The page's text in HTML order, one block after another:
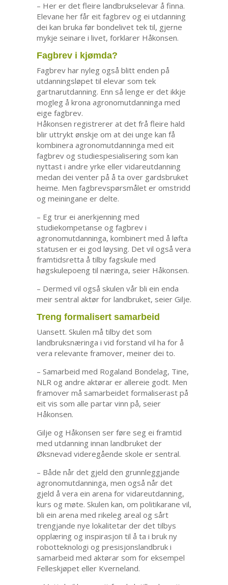
– Her er det fleire landbrukselevar å finna.
Elevane her får eit fagbrev og ei utdanning
dei kan bruka før bondelivet tek til, gjerne
mykje seinare i livet, forklarer Håkonsen.
Fagbrev i kjømda?
Fagbrev har nyleg også blitt enden på
utdanningsløpet til elevar som tek
gartnarutdanning. Enn så lenge er det ikkje
mogleg å krona agronomutdanninga med
eige fagbrev.
Håkonsen registrerer at det frå fleire hald
blir uttrykt ønskje om at dei unge kan få
kombinera agronomutdanninga med eit
fagbrev og studiespesialisering som kan
nyttast i andre yrke eller vidareutdanning
medan dei venter på å ta over gardsbruket
heime. Men fagbrevspørsmålet er omstridd
og meiningane er delte.
– Eg trur ei anerkjenning med
studiekompetanse og fagbrev i
agronomutdanninga, kombinert med å løfta
statusen er ei god løysing. Det vil også vera
framtidsretta å tilby fagskule med
høgskulepoeng til næringa, seier Håkonsen.
– Dermed vil også skulen vår bli ein enda
meir sentral aktør for landbruket, seier Gilje.
Treng formalisert samarbeid
Uansett. Skulen må tilby det som
landbruksnæringa i vid forstand vil ha for å
vera relevante framover, meiner dei to.
– Samarbeid med Rogaland Bondelag, Tine,
NLR og andre aktørar er allereie godt. Men
framover må samarbeidet formaliserast på
eit vis som alle partar vinn på, seier
Håkonsen.
Gilje og Håkonsen ser føre seg ei framtid
med utdanning innan landbruket der
Øksnevad videregående skole er sentral.
– Både når det gjeld den grunnleggjande
agronomutdanninga, men også når det
gjeld å vera ein arena for vidareutdanning,
kurs og møte. Skulen kan, om politikarane vil,
bli ein arena med rikeleg areal og sårt
trengjande nye lokalitetar der det tilbys
opplæring og inspirasjon til å ta i bruk ny
robotteknologi og presisjonslandbruk i
samarbeid med aktørar som for eksempel
Felleskjøpet eller Kverneland.